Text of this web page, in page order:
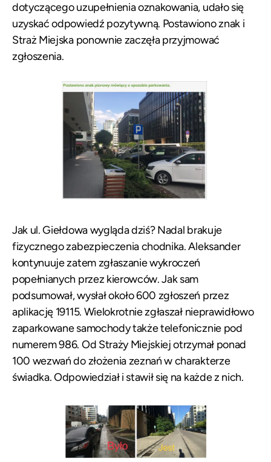
dotyczącego uzupełnienia oznakowania, udało się
uzyskać odpowiedź pozytywną. Postawiono znak i
Straż Miejska ponownie zaczęła przyjmować
zgłoszenia.
Jak ul. Giełdowa wygląda dziś? Nadal brakuje
fizycznego zabezpieczenia chodnika. Aleksander
kontynuuje zatem zgłaszanie wykroczeń
popełnianych przez kierowców. Jak sam
podsumował, wysłał około 600 zgłoszeń przez
aplikację 19115. Wielokrotnie zgłaszał nieprawidłowo
zaparkowane samochody także telefonicznie pod
numerem 986. Od Straży Miejskiej otrzymał ponad
100 wezwań do złożenia zeznań w charakterze
świadka. Odpowiedział i stawił się na każde z nich.